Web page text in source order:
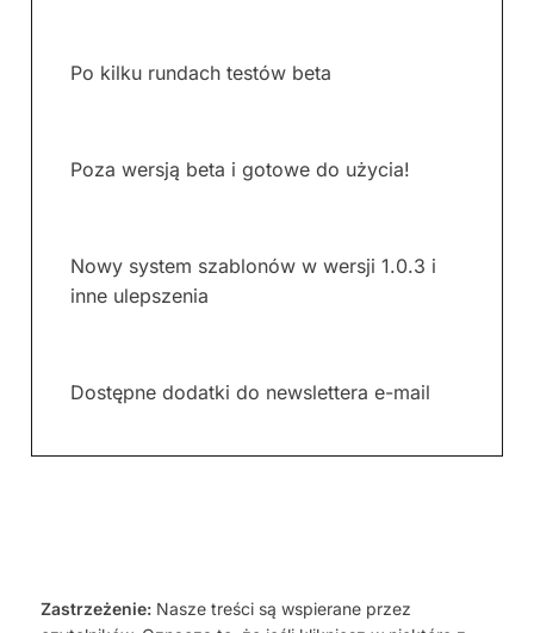
Po kilku rundach testów beta
Poza wersją beta i gotowe do użycia!
Nowy system szablonów w wersji 1.0.3 i
inne ulepszenia
Dostępne dodatki do newslettera e-mail
Zastrzeżenie: Nasze treści są wspierane przez